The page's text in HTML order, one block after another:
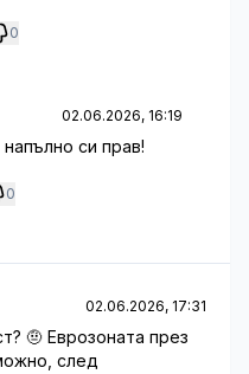
0
02.06.2026, 16:19
си прав!
0
02.06.2026, 17:31
🤨 Еврозоната през
след